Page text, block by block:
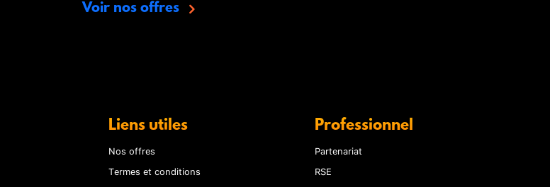
Voir nos offres
Liens utiles
Nos offres
Termes et conditions
Professionnel
Partenariat
RSE